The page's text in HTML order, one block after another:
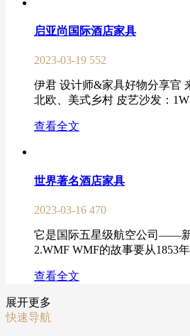
启亚尚国际酒店家具
2023-03-19 552
伊君 设计师&家具好物分享官
北欧、美式乡村 皮艺沙发：
查看全文
世界著名酒店家具
2023-03-16 470
它是国际五星级航空公司——新
2.WMF WMF的故事要从1853
查看全文
展开更多
快速导航